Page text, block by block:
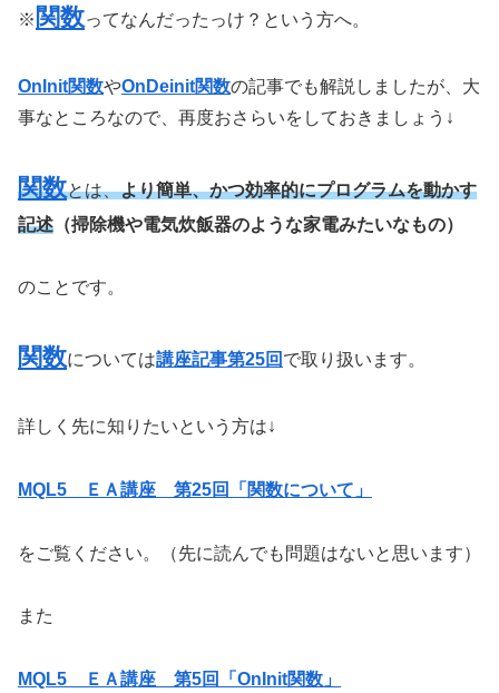
※ 関数ってなんだったっけ？という方へ。
OnInit関数やOnDeinit関数の記事でも解説しましたが、大
事なところなので、再度おさらいをしておきましょう↓
関数とは、より簡単、かつ効率的にプログラムを動かす
記述 （掃除機や電気炊飯器のような家電みたいなもの）
のことです。
関数については講座記事第25回 で取り扱います。
詳しく先に知りたいという方は↓
MQL5 ＥＡ講座 第25回「関数について」
をご覧ください。（先に読んでも問題はないと思います）
また
MQL5 ＥＡ講座 第5回「OnInit関数」